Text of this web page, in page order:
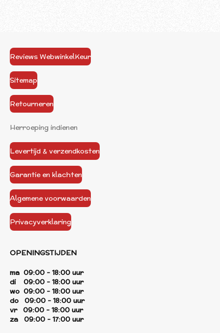
Reviews WebwinkelKeur
Sitemap
Retourneren
Herroeping indienen
Levertijd & verzendkosten
Garantie en klachten
Algemene voorwaarden
Privacyverklaring
OPENINGSTIJDEN
ma 09:00 - 18:00 uur
di 09:00 - 18:00 uur
wo 09:00 - 18:00 uur
do 09:00 - 18:00 uur
vr 09:00 - 18:00 uur
za 09:00 - 17:00 uur